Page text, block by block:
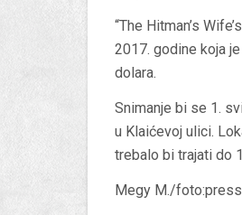
“The Hitman’s
2017. godine koja
dolara.
Snimanje bi se 1.
u Klaićevoj ulici.
trebalo bi trajati do
Megy M./foto:press